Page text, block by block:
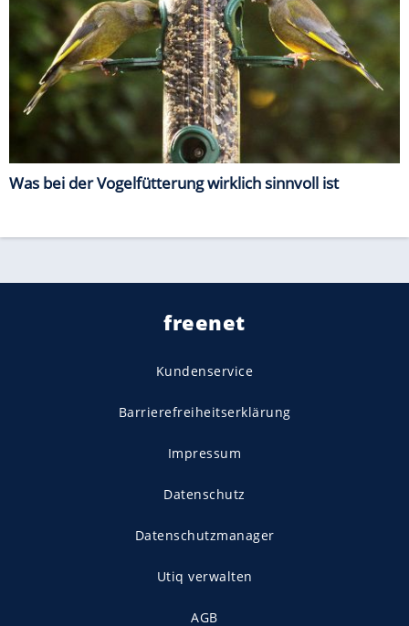
Was bei der Vogelfütterung wirklich sinnvoll ist
freenet
Kundenservice
Barrierefreiheitserklärung
Impressum
Datenschutz
Datenschutzmanager
Utiq verwalten
AGB